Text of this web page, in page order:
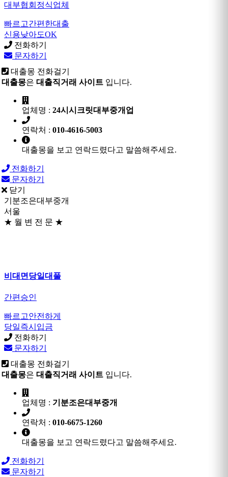
대부협회정식업체
빠르고간편한대출
신용낮아도OK
전화하기
문자하기
대출몽 전화걸기
대출몽은 대출직거래 사이트 입니다.
업체명 : 24시시크릿대부중개업
연락처 : 010-4616-5003
대출몽을 보고 연락드렸다고 말씀해주세요.
전화하기
문자하기
닫기
기분조은대부중개
서울
★ 월 변 전 문 ★
비대면당일대풀
간편승인
빠르고안전하게
당일즉시입금
전화하기
문자하기
대출몽 전화걸기
대출몽은 대출직거래 사이트 입니다.
업체명 : 기분조은대부중개
연락처 : 010-6675-1260
대출몽을 보고 연락드렸다고 말씀해주세요.
전화하기
문자하기